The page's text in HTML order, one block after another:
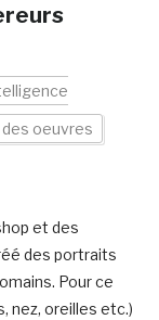
oeuvres
et des
des portraits
Pour ce
nez, oreilles etc.)